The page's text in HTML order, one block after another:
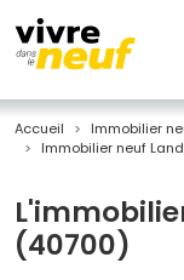
Accueil Immobilier
Immobilier neuf
(40700)